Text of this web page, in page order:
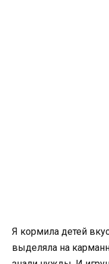
Я кормила детей
выделяла на